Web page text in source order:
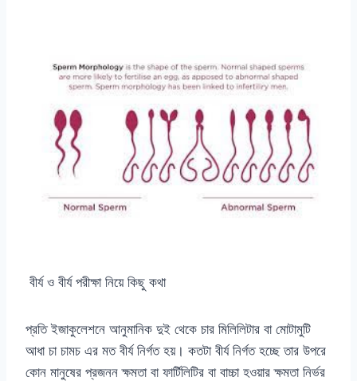
বীর্য ও বীর্য পরীক্ষা নিয়ে কিছু কথা
প্রতি ইজাকুলেশনে আনুমানিক দুই থেকে চার মিলিলিটার বা মোটামুটি
আধা চা চামচ এর মত বীর্য নির্গত হয়। কতটা বীর্য নির্গত হচ্ছে তার উপরে
কোন মানুষের প্রজনন ক্ষমতা বা ফার্টিলিটির বা বাচ্চা হওয়ার ক্ষমতা নির্ভর